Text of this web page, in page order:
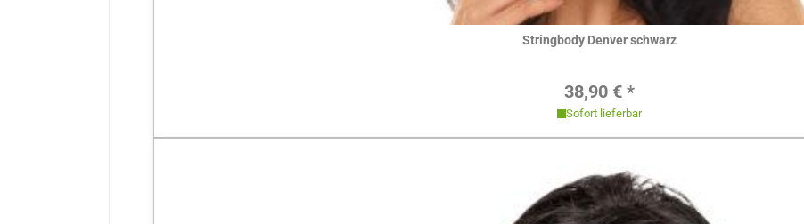
Hier ansehen
Stringbody Denver schwarz
Regulärer Preis:
38,90 € *
Sofort lieferbar